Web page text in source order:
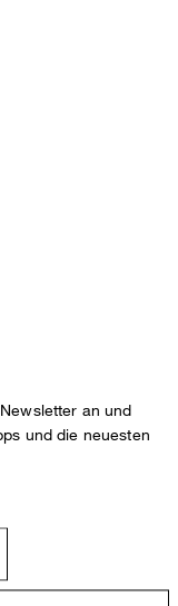
an und
und die neuesten